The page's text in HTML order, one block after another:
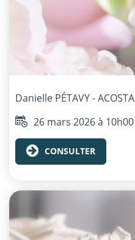
Danielle PÉTAVY - ACOSTA
26 mars 2026 à 10h00
CONSULTER